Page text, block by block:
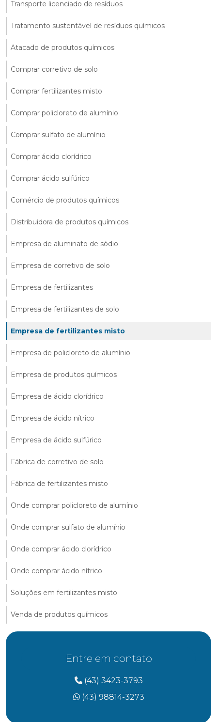
Transporte licenciado de resíduos
Tratamento sustentável de resíduos químicos
Atacado de produtos químicos
Comprar corretivo de solo
Comprar fertilizantes misto
Comprar policloreto de alumínio
Comprar sulfato de alumínio
Comprar ácido clorídrico
Comprar ácido sulfúrico
Comércio de produtos químicos
Distribuidora de produtos químicos
Empresa de aluminato de sódio
Empresa de corretivo de solo
Empresa de fertilizantes
Empresa de fertilizantes de solo
Empresa de fertilizantes misto
Empresa de policloreto de alumínio
Empresa de produtos químicos
Empresa de ácido clorídrico
Empresa de ácido nítrico
Empresa de ácido sulfúrico
Fábrica de corretivo de solo
Fábrica de fertilizantes misto
Onde comprar policloreto de alumínio
Onde comprar sulfato de alumínio
Onde comprar ácido clorídrico
Onde comprar ácido nítrico
Soluções em fertilizantes misto
Venda de produtos químicos
Entre em contato
(43) 3423-3793
(43) 98814-3273